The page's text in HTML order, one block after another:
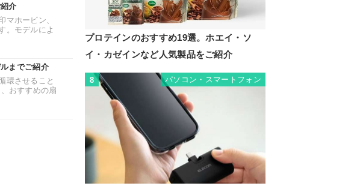
介
マホービン、
。モデルによ
までご紹介
環させること
おすすめの扇
プロテインのおすすめ19選。ホエイ・ソ
イ・カゼインなど人気製品をご紹介
8 パソコン・スマートフォン